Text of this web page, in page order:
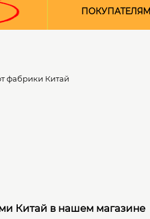
ПОКУПАТЕЛЯМ
фабрики Китай
Китай в нашем магазине